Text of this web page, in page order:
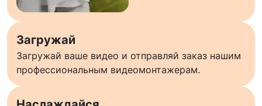
Загружай
Загружай ваше видео и отправляй заказ нашим
профессиональным видеомонтажерам.